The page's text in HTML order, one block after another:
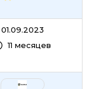
01.09.2023
11 месяцев